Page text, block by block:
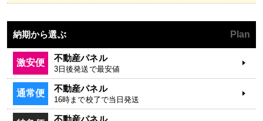
納期から選ぶ Plan
激安便 不動産パネル
3日後発送で最安値
通常便 不動産パネル
16時まで校了で当日発送
不動産パネル